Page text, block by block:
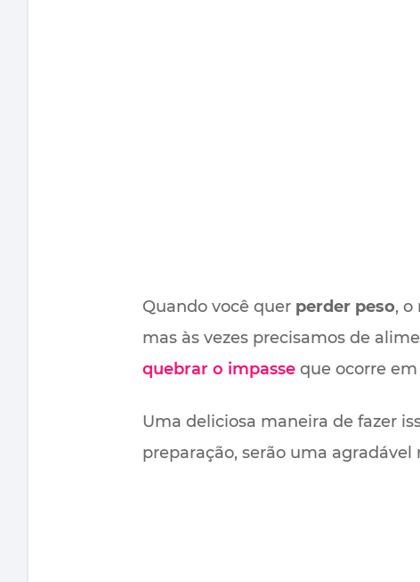
Quando você quer perder peso, o
mas às vezes precisamos de
quebrar o impasse que ocorre
Uma deliciosa maneira de fazer
preparação, serão uma